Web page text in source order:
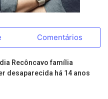
Comentários
Recôncavo família
desaparecida há 14 anos